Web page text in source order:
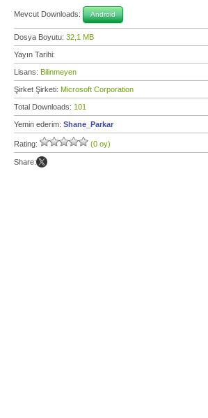
Mevcut Downloads: Android
Dosya Boyutu: 32,1 MB
Yayın Tarihi:
Lisans: Bilinmeyen
Şirket Şirketi: Microsoft Corporation
Total Downloads: 101
Yemin ederim: Shane_Parkar
Rating: (0 oy)
Share: